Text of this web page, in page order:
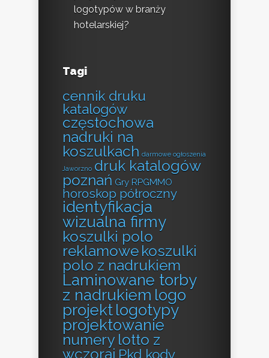
logotypów w branży
hotelarskiej?
Tagi
cennik druku
katalogów
częstochowa
nadruki na
koszulkach darmowe ogłoszenia
Jaworzno druk katalogów
poznań Gry RPGMMO
horoskop półroczny
identyfikacja
wizualna firmy
koszulki polo
reklamowe koszulki
polo z nadrukiem
Laminowane torby
z nadrukiem logo
projekt logotypy
projektowanie
numery lotto z
wczoraj Pkd kody